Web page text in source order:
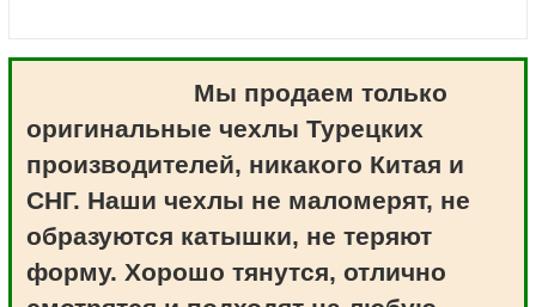
Мы продаем только
оригинальные чехлы Турецких
производителей, никакого Китая и
СНГ. Наши чехлы не маломерят, не
образуются катышки, не теряют
форму. Хорошо тянутся, отлично